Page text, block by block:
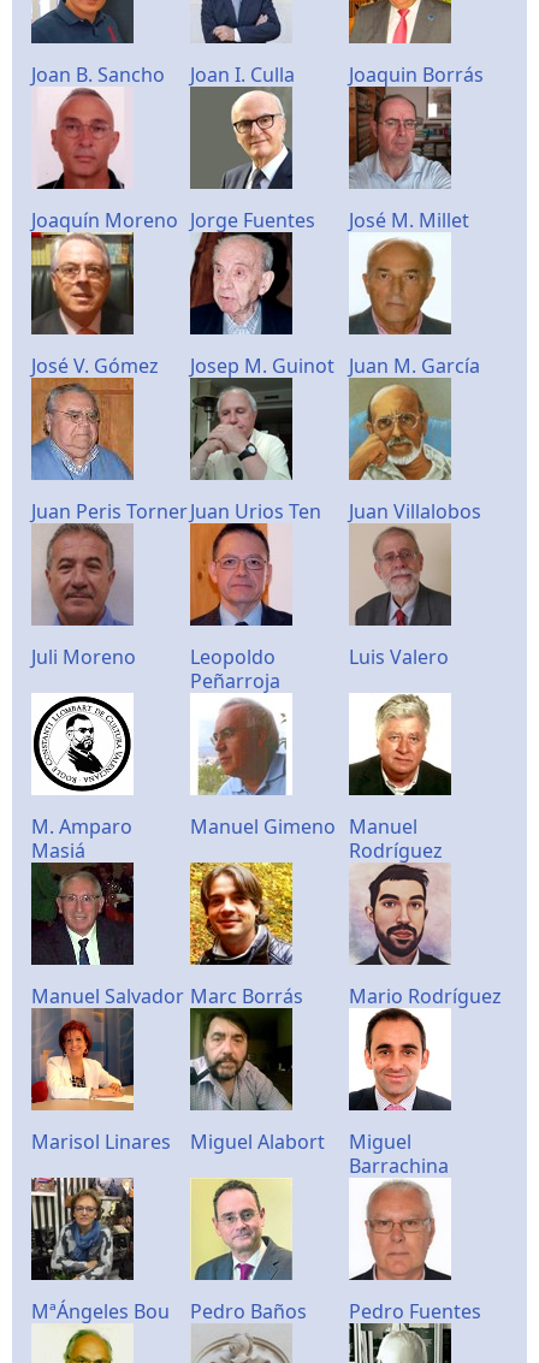
Joan B. Sancho Joan I. Culla Joaquin Borrás
Joaquín Moreno Jorge Fuentes José M. Millet
José V. Gómez Josep M. Guinot Juan M. García
Juan Peris TornerJuan Urios Ten Juan Villalobos
Juli Moreno
Leopoldo
Peñarroja
Luis Valero
M. Amparo
Masiá
Manuel Gimeno Manuel
Rodríguez
Manuel Salvador Marc Borrás Mario Rodríguez
Marisol Linares Miguel Alabort
Miguel
Barrachina
MªÁngeles Bou Pedro Baños Pedro Fuentes